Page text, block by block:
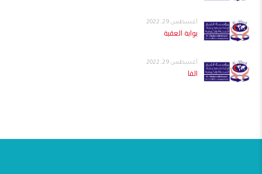
أغسطس 29, 2022
بوابة العقبة
أغسطس 29, 2022
الفا